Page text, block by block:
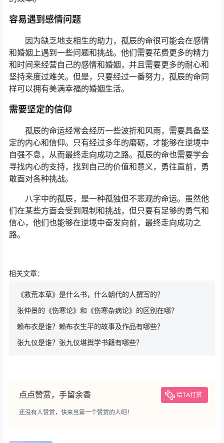
容易遇到感情问题
因为缺乏地支相生的助力，孤辰的命很可能会在感情
和婚姻上遇到一些问题和挑战。他们需要花费更多的精力
和时间来经营自己的感情和婚姻，并且需要更多的耐心和
坚持来度过难关。但是，只要经过一番努力，孤辰的命同
样可以拥有美满幸福的婚姻生活。
需要坚定的信仰
孤辰的命运经常会经历一些波折和风雨，需要具备坚
定的内心和信仰。只有经过多年的磨砺，才能够在逆境中
自强不息，从而最终走向成功之路。孤辰的命也需要学会
寻找内心的支持，找到自己的价值和意义，勇往直前，勇
敢面对各种挑战。
八字中的孤辰，是一种孤独但不悲观的命运。虽然他
们在某些方面会受到限制和挑战，但只要有足够的勇气和
信心，他们也能够在逆境中奋发向前，最终走向成功之
路。
相关文章：
《救荒本草》是什么书，什么朝代的人撰写的？
张仲景的《伤寒论》和《伤寒杂病论》的区别在哪？
赖布衣是谁？赖布衣生平的故事及作品有哪些？
张九仪是谁？张九仪堪舆学书籍有哪些？
点点赞赏，手留余香 给TA打赏
还没有人赞赏，快来当第一个赞赏的人吧！